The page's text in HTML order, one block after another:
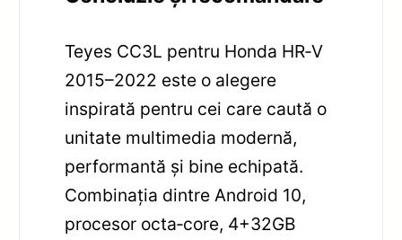
Teyes CC3L pentru Honda HR‑V
2015–2022 este o alegere
inspirată pentru cei care caută o
unitate multimedia modernă,
performantă și bine echipată.
Combinația dintre Android 10,
procesor octa‑core, 4+32GB